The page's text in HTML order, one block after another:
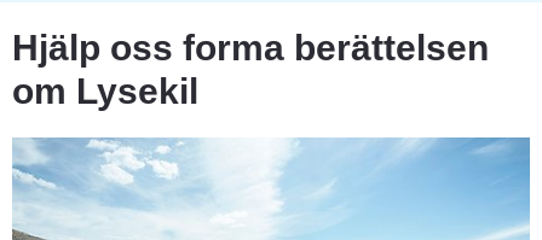
Hjälp oss forma berättelsen
om Lysekil